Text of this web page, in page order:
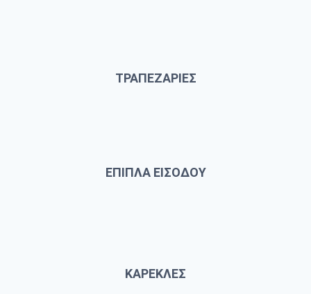
ΤΡΑΠΕΖΑΡΙΕΣ
ΕΠΙΠΛΑ ΕΙΣΟΔΟΥ
ΚΑΡΕΚΛΕΣ